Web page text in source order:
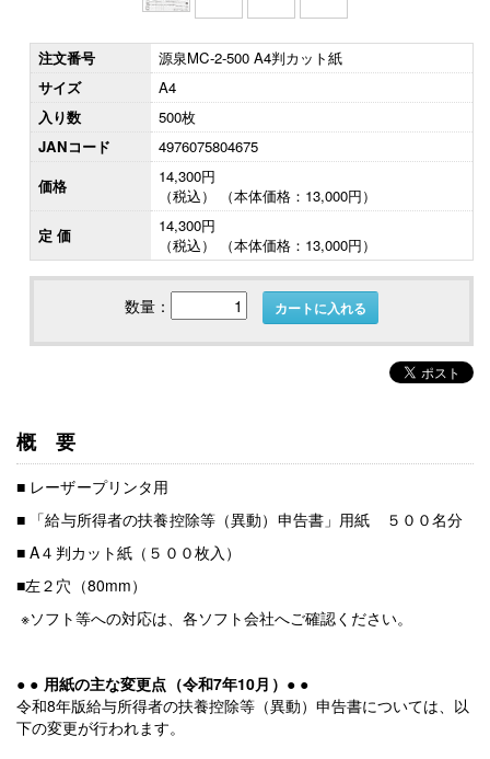
注文番号
源泉MC-2-500 A4判カット紙
サイズ
A4
入り数
500枚
JANコード
4976075804675
価格
14,300円
（税込） （本体価格：13,000円）
定 価
14,300円
（税込） （本体価格：13,000円）
数量： カートに入れる
概要
■ レーザープリンタ用
■ 「給与所得者の扶養控除等（異動）申告書」用紙 ５００名分
■ A４判カット紙（５００枚入）
■左２穴（80mm）
※ソフト等への対応は、各ソフト会社へご確認ください。
● ● 用紙の主な変更点（令和7年10月）● ●
令和8年版給与所得者の扶養控除等（異動）申告書については、以
下の変更が行われます。